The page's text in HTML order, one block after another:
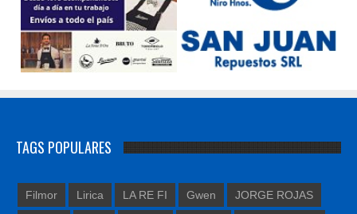
TAGS POPULARES
Filmor Lirica LA RE FI Gwen JORGE ROJAS